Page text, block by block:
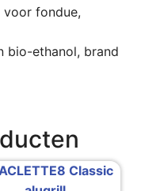
voor fondue,
bio-ethanol, brand